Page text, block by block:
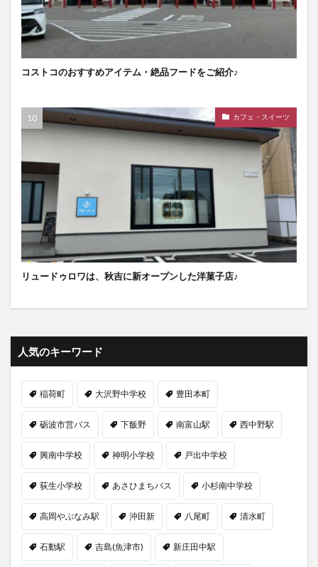
コストコのおすすめアイテム・絶品フードをご紹介♪
カフェ・スイーツ
リュードゥロワは、秋吉に新オープンした洋菓子店♪
人気のキーワード
稲荷町 大沢野中学校 豊田本町
砺波市営バス 下飯野 南富山駅 西中野駅
興南中学校 神明小学校 戸出中学校
荻生小学校 あさひまちバス 小杉南中学校
高岡やぶなみ駅 沖田新 八尾町 清水町
石動駅 吉島(魚津市) 新庄田中駅